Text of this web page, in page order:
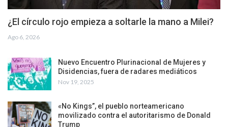
¿El círculo rojo empieza a soltarle la mano a Milei?
Ago 6, 2026
Nuevo Encuentro Plurinacional de Mujeres y
Disidencias, fuera de radares mediáticos
Nov 19, 2025
«No Kings”, el pueblo norteamericano
movilizado contra el autoritarismo de Donald
Trump